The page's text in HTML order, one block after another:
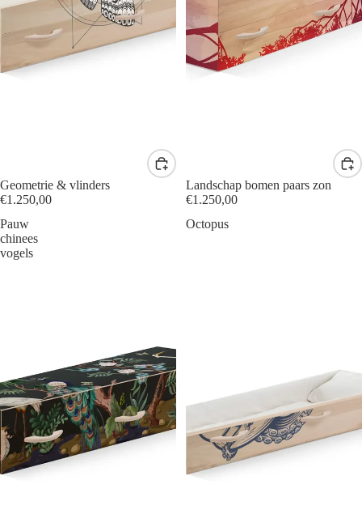
Geometrie & vlinders
€1.250,00
Landschap bomen paars zon
€1.250,00
Pauw
chinees
vogels
Octopus